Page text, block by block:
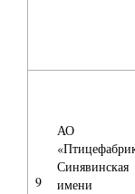
9
АО
Синявинская
имени